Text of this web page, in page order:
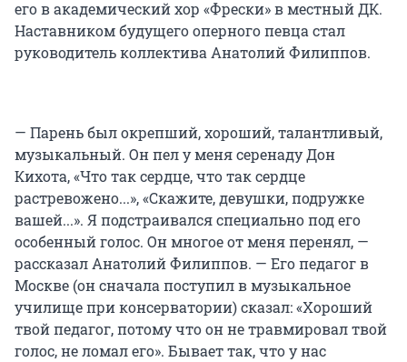
его в академический хор «Фрески» в местный ДК.
Наставником будущего оперного певца стал
руководитель коллектива Анатолий Филиппов.
— Парень был окрепший, хороший, талантливый,
музыкальный. Он пел у меня серенаду Дон
Кихота, «Что так сердце, что так сердце
растревожено...», «Скажите, девушки, подружке
вашей...». Я подстраивался специально под его
особенный голос. Он многое от меня перенял, —
рассказал Анатолий Филиппов. — Его педагог в
Москве (он сначала поступил в музыкальное
училище при консерватории) сказал: «Хороший
твой педагог, потому что он не травмировал твой
голос, не ломал его». Бывает так, что у нас